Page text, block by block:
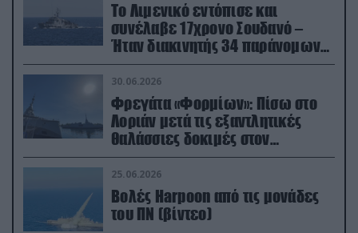
Το Λιμενικό εντόπισε και
συνέλαβε 17χρονο Σουδανό –
Ήταν διακινητής 34 παράνομων
μεταναστών
30.06.2026
Φρεγάτα «Φορμίων»: Πίσω στο
Λοριάν μετά τις εξαντλητικές
θαλάσσιες δοκιμές στον
απαιτητικό Βισκαϊκό
25.06.2026
Βολές Harpoon από τις μονάδες
του ΠΝ (βίντεο)